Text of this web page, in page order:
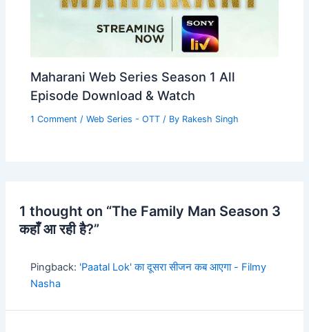
Maharani Web Series Season 1 All
Episode Download & Watch
1 Comment /Web Series - OTT / By Rakesh Singh
1 thought on “The Family Man Season 3
कहाँ आ रही है?”
Pingback: 'Paatal Lok' का दूसरा सीजन कब आएगा - Filmy
Nasha